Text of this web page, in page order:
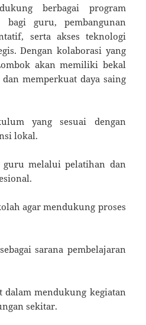
berbagai program
bagi guru, pembangunan
serta akses teknologi
Dengan kolaborasi yang
akan memiliki bekal
memperkuat daya saing
yang sesuai dengan
lokal.
guru melalui pelatihan dan
agar mendukung proses
sarana pembelajaran
dalam mendukung kegiatan
sekitar.